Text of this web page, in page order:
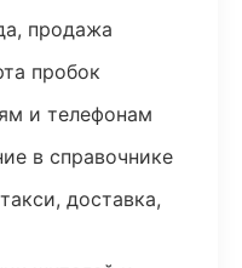
продажа
пробок
и телефонам
в справочнике
доставка,